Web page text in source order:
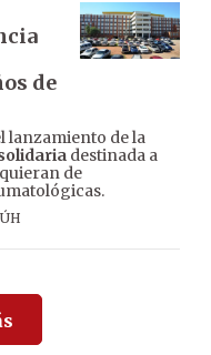
de
lanzamiento de la
destinada a
de